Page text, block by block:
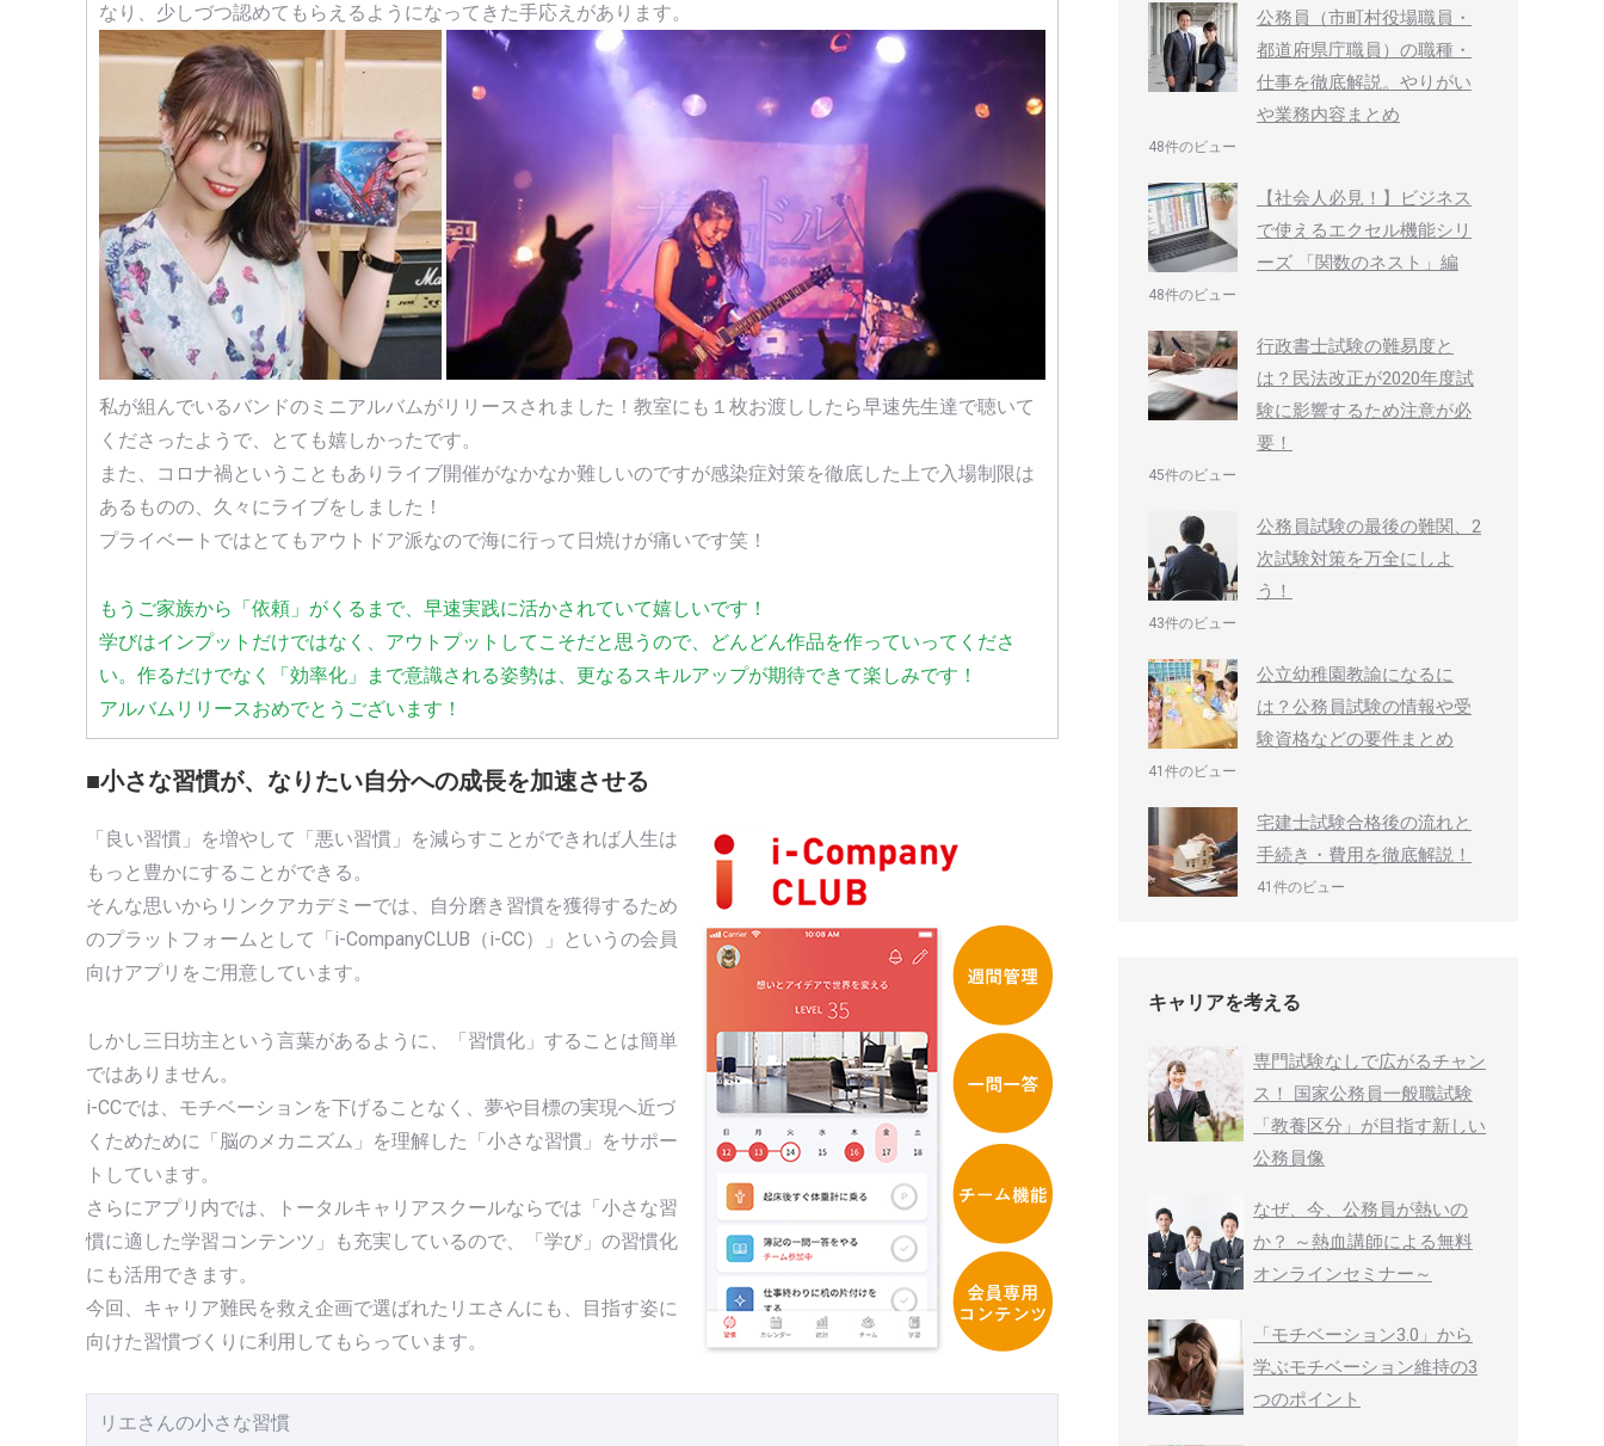
なり、少しづつ認めてもらえるようになってきた手応えがあります。
私が組んでいるバンドのミニアルバムがリリースされました！教室にも１枚お渡ししたら早速先生達で聴いて
くださったようで、とても嬉しかったです。
また、コロナ禍ということもありライブ開催がなかなか難しいのですが感染症対策を徹底した上で入場制限は
あるものの、久々にライブをしました！
プライベートではとてもアウトドア派なので海に行って日焼けが痛いです笑！
もうご家族から「依頼」がくるまで、早速実践に活かされていて嬉しいです！
学びはインプットだけではなく、アウトプットしてこそだと思うので、どんどん作品を作っていってくださ
い。作るだけでなく「効率化」まで意識される姿勢は、更なるスキルアップが期待できて楽しみです！
アルバムリリースおめでとうございます！
■小さな習慣が、なりたい自分への成長を加速させる
「良い習慣」を増やして「悪い習慣」を減らすことができれば人生は
もっと豊かにすることができる。
そんな思いからリンクアカデミーでは、自分磨き習慣を獲得するため
のプラットフォームとして「i-CompanyCLUB（i-CC）」というの会員
向けアプリをご用意しています。
しかし三日坊主という言葉があるように、「習慣化」することは簡単
ではありません。
i-CCでは、モチベーションを下げることなく、夢や目標の実現へ近づ
くためために「脳のメカニズム」を理解した「小さな習慣」をサポー
トしています。
さらにアプリ内では、トータルキャリアスクールならでは「小さな習
慣に適した学習コンテンツ」も充実しているので、「学び」の習慣化
にも活用できます。
今回、キャリア難民を救え企画で選ばれたリエさんにも、目指す姿に
向けた習慣づくりに利用してもらっています。
リエさんの小さな習慣
公務員（市町村役場職員・
都道府県庁職員）の職種・
仕事を徹底解説。やりがい
や業務内容まとめ
48件のビュー
【社会人必見！】ビジネス
で使えるエクセル機能シリ
ーズ 「関数のネスト」編
48件のビュー
行政書士試験の難易度と
は？民法改正が2020年度試
験に影響するため注意が必
要！
45件のビュー
公務員試験の最後の難関、2
次試験対策を万全にしよ
う！
43件のビュー
公立幼稚園教諭になるに
は？公務員試験の情報や受
験資格などの要件まとめ
41件のビュー
宅建士試験合格後の流れと
手続き・費用を徹底解説！
41件のビュー
キャリアを考える
専門試験なしで広がるチャン
ス！ 国家公務員一般職試験
「教養区分」が目指す新しい
公務員像
なぜ、今、公務員が熱いの
か？ ～熱血講師による無料
オンラインセミナー～
「モチベーション3.0」から
学ぶモチベーション維持の3
つのポイント